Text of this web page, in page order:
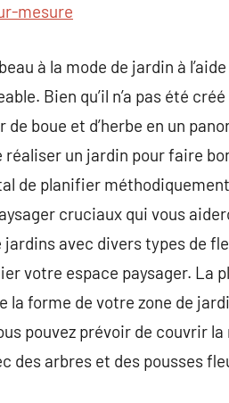
mesure
à la mode de jardin à
Bien qu’il n’a pas été
boue et d’herbe en un
réaliser un jardin pour faire
de planifier
cruciaux qui vous
jardins avec divers types de
votre espace paysager. La
forme de votre zone de
pouvez prévoir de couvrir
des arbres et des pousses